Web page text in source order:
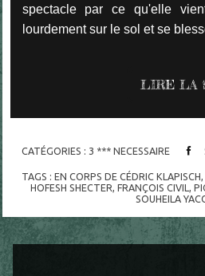
spectacle par ce qu'elle
lourdement sur le sol et se
LIRE LA
CATÉGORIES : 3 *** NECESSAIRE
TAGS :EN CORPS DE CÉDRIC KLAPISCH
HOFESH SHECTER,FRANÇOIS CIVIL,
SOUHEILA